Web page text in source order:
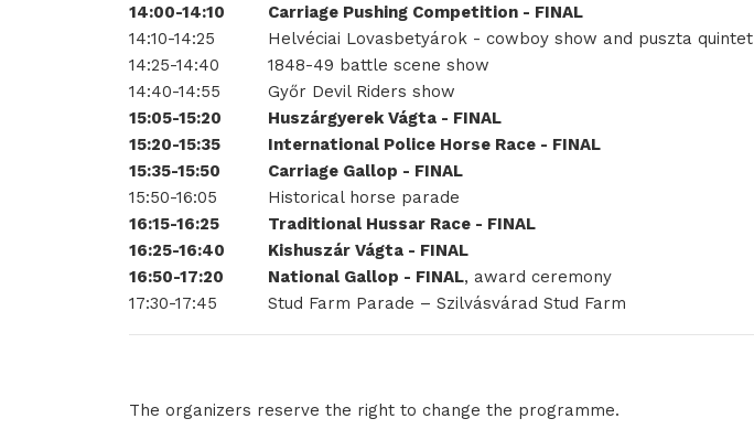
14:00-14:10
Carriage Pushing Competition - FINAL
14:10-14:25
Helvéciai Lovasbetyárok - cowboy show and puszta quintet
14:25-14:40
1848-49 battle scene show
14:40-14:55
Győr Devil Riders show
15:05-15:20
Huszárgyerek Vágta - FINAL
15:20-15:35
International Police Horse Race - FINAL
15:35-15:50
Carriage Gallop - FINAL
15:50-16:05
Historical horse parade
16:15-16:25
Traditional Hussar Race - FINAL
16:25-16:40
Kishuszár Vágta - FINAL
16:50-17:20
National Gallop - FINAL, award ceremony
17:30-17:45
Stud Farm Parade – Szilvásvárad Stud Farm
The organizers reserve the right to change the programme.